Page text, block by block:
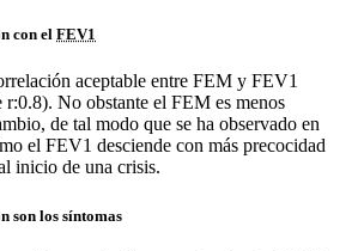
con el FEV1
aceptable entre FEM y FEV1
r:0.8). No obstante el FEM es menos
de tal modo que se ha observado en
el FEV1 desciende con más precocidad
inicio de una crisis.
son los síntomas